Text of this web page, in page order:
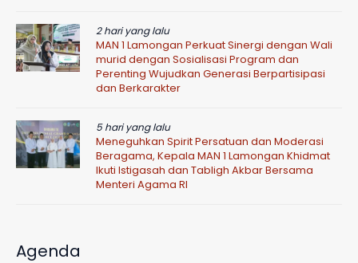
2 hari yang lalu
MAN 1 Lamongan Perkuat Sinergi dengan Wali
murid dengan Sosialisasi Program dan
Perenting Wujudkan Generasi Berpartisipasi
dan Berkarakter
5 hari yang lalu
Meneguhkan Spirit Persatuan dan Moderasi
Beragama, Kepala MAN 1 Lamongan Khidmat
Ikuti Istigasah dan Tabligh Akbar Bersama
Menteri Agama RI
Agenda